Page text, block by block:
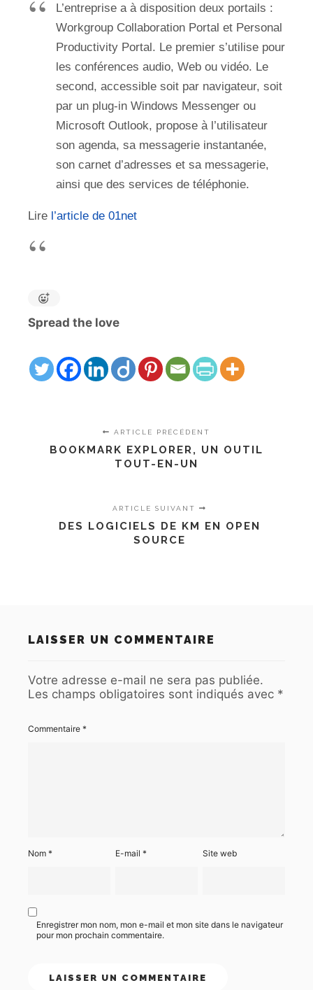
L’entreprise a à disposition deux portails :
Workgroup Collaboration Portal et Personal
Productivity Portal. Le premier s’utilise pour
les conférences audio, Web ou vidéo. Le
second, accessible soit par navigateur, soit
par un plug-in Windows Messenger ou
Microsoft Outlook, propose à l’utilisateur
son agenda, sa messagerie instantanée,
son carnet d’adresses et sa messagerie,
ainsi que des services de téléphonie.
Lire l’article de 01net
Spread the love
ARTICLE PRÉCÉDENT
BOOKMARK EXPLORER, UN OUTIL
TOUT-EN-UN
ARTICLE SUIVANT
DES LOGICIELS DE KM EN OPEN
SOURCE
LAISSER UN COMMENTAIRE
Votre adresse e-mail ne sera pas publiée.
Les champs obligatoires sont indiqués avec *
Commentaire *
Nom * E-mail* Site web
Enregistrer mon nom, mon e-mail et mon site dans le navigateur
pour mon prochain commentaire.